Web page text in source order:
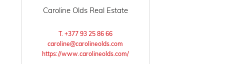
Caroline Olds Real Estate
T. +377 93 25 86 66
caroline@carolineolds.com
https://www.carolineolds.com/